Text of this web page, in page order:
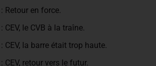
Retour en force.
le CVB à la traîne.
la barre était trop haute.
retour vers le futur.